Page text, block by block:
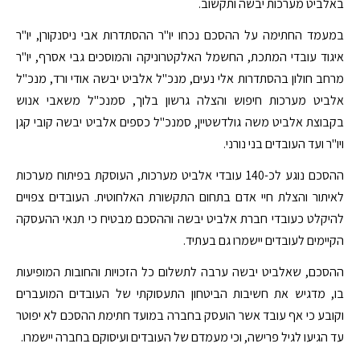
באלביט מערכות יבשה ותקשוב.
במעמד החתימה על ההסכם נכחו יו"ר ההסתדרות אבי ניסנקורן, יו"ר
איגוד עובדי המתכת, החשמל האלקטרוניקה והמוסכים גבי אסרף, יו"ר
מרחב חולון בהסתדרות אלי נעים, מנכ"ל אלביט יבשה אודי ורד, מנכ"ל
אלביט מערכות חיפוש והצלה גרשון בלוך, סמנכ"ל משאבי אנוש
בקבוצת אלביט משה גולדשטיין, סמנכ"ל כספים אלביט יבשה קובי קגן
ויו"ר ועד העובדים בני נורני.
ההסכם נוגע לכ-140 עובדי אלביט מערכות, העוסקת בפיתוח מערכות
לאיתור והצלת חיי אדם בתחום התקשורת האלחוטית. העובדים צפויים
להיקלט כעובדי חברת אלביט יבשה וההסכם מבטיח כי תנאי ההעסקה
הקיימים לעובדים יישמרו גם בעתיד.
ההסכם, שאלביט יבשה ערבה לתשלום כל הזכויות והחובות המופיעות
בו, מדגיש את חשיבות הביטחון התעסוקתי של העובדים המועברים
וקובע כי אף עובד אשר הועסק בחברה במועד חתימת ההסכם לא יפוטר
עד הגיעו לגיל פרישה, וכי מעמדם של העובדים ועיסוקם בחברה יישמרו.